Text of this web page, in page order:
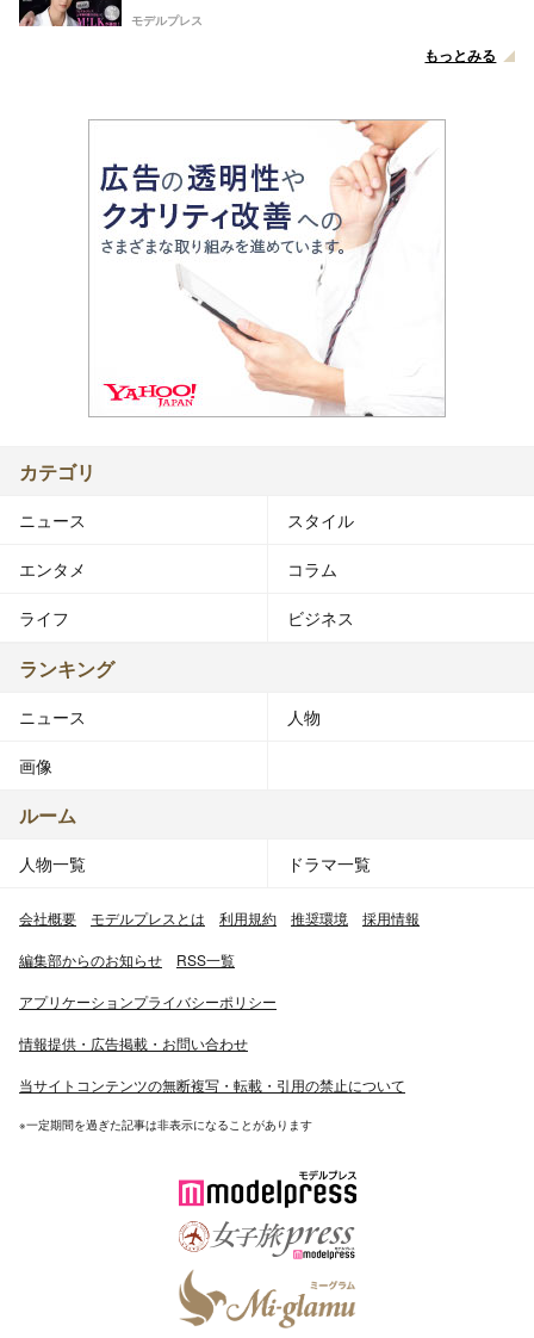
モデルプレス
もっとみる
カテゴリ
ニュース スタイル
エンタメ コラム
ライフ ビジネス
ランキング
ニュース 人物
画像
ルーム
人物一覧 ドラマ一覧
会社概要 モデルプレスとは 利用規約 推奨環境 採用情報
編集部からのお知らせ RSS一覧
アプリケーションプライバシーポリシー
情報提供・広告掲載・お問い合わせ
当サイトコンテンツの無断複写・転載・引用の禁止について
※一定期間を過ぎた記事は非表示になることがあります